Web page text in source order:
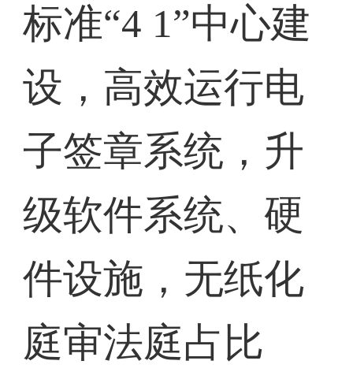
标准“4 1”中心建
设，高效运行电
子签章系统，升
级软件系统、硬
件设施，无纸化
庭审法庭占比